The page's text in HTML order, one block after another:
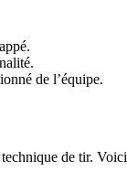
de l’équipe.
de tir.